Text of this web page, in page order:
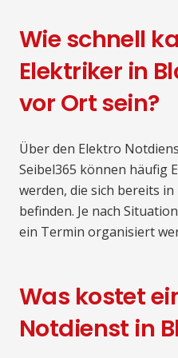
Wie schnell
Elektriker in
vor Ort sein?
Über den Elektro
Seibel365 können häufig
werden, die sich bereits
befinden. Je nach
ein Termin organisiert
Was kostet
Notdienst in